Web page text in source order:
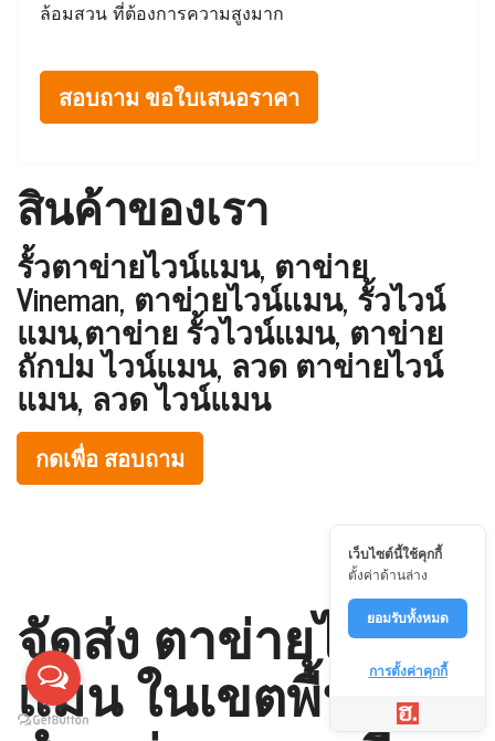
ล้อมสวน ที่ต้องการความสูงมาก
สอบถาม ขอใบเสนอราคา
สินค้าของเรา
รั้วตาข่ายไวน์แมน, ตาข่าย
Vineman, ตาข่ายไวน์แมน, รั้วไวน์
แมน,ตาข่าย รั้วไวน์แมน, ตาข่าย
ถักปม ไวน์แมน, ลวด ตาข่ายไวน์
แมน, ลวด ไวน์แมน
กดเพื่อ สอบถาม
จัดส่ง ตาข่ายไวน์
แมน ในเขตพื้นที่
เว็บไซต์นี้ใช้คุกกี้
ตั้งค่าด้านล่าง
ยอมรับทั้งหมด
การตั้งค่าคุกกี้